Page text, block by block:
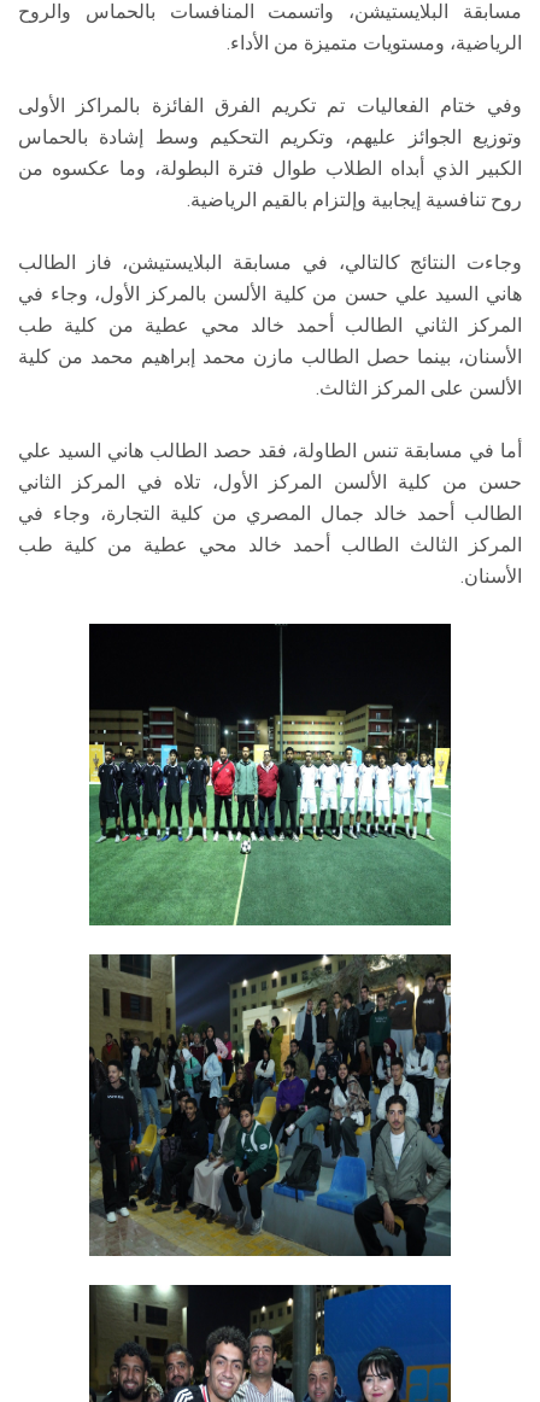
مسابقة البلايستيشن، واتسمت المنافسات بالحماس والروح
الرياضية، ومستويات متميزة من الأداء.
وفي ختام الفعاليات تم تكريم الفرق الفائزة بالمراكز الأولى
وتوزيع الجوائز عليهم، وتكريم التحكيم وسط إشادة بالحماس
الكبير الذي أبداه الطلاب طوال فترة البطولة، وما عكسوه من
روح تنافسية إيجابية وإلتزام بالقيم الرياضية.
وجاءت النتائج كالتالي، في مسابقة البلايستيشن، فاز الطالب
هاني السيد علي حسن من كلية الألسن بالمركز الأول، وجاء في
المركز الثاني الطالب أحمد خالد محي عطية من كلية طب
الأسنان، بينما حصل الطالب مازن محمد إبراهيم محمد من كلية
الألسن على المركز الثالث.
أما في مسابقة تنس الطاولة، فقد حصد الطالب هاني السيد علي
حسن من كلية الألسن المركز الأول، تلاه في المركز الثاني
الطالب أحمد خالد جمال المصري من كلية التجارة، وجاء في
المركز الثالث الطالب أحمد خالد محي عطية من كلية طب
الأسنان.